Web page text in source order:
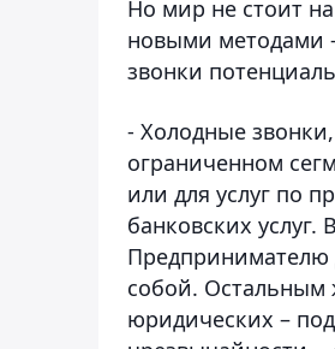
Но мир не стоит
новыми методами
звонки
- Холодные
ограниченном
или для услуг по
банковских услуг.
Предпринимателю
собой. Остальным
юридических –